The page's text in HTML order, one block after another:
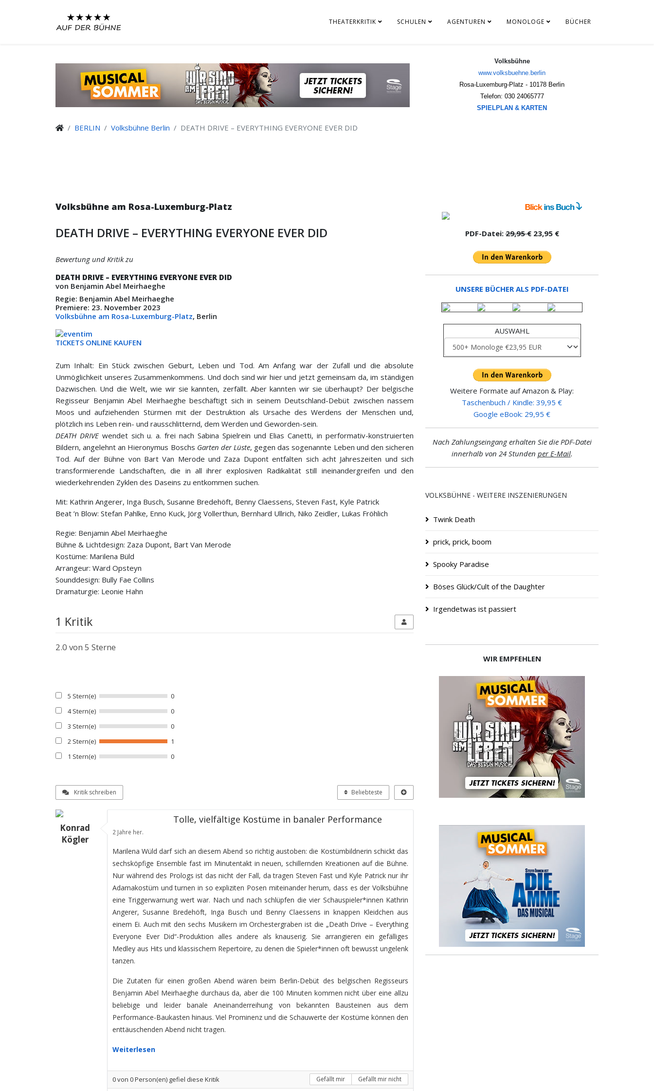
THEATERKRITIK SCHULEN AGENTUREN MONOLOGE BÜCHER
Volksbühne
www.volksbuehne.berlin
Rosa-Luxemburg-Platz - 10178 Berlin
Telefon: 030 24065777
SPIELPLAN & KARTEN
BERLIN Volksbühne Berlin DEATH DRIVE – EVERYTHING EVERYONE EVER DID
Volksbühne am Rosa-Luxemburg-Platz
DEATH DRIVE – EVERYTHING EVERYONE EVER DID
Bewertung und Kritik zu
DEATH DRIVE – EVERYTHING EVERYONE EVER DID
von Benjamin Abel Meirhaeghe
Regie: Benjamin Abel Meirhaeghe
Premiere: 23. November 2023
Volksbühne am Rosa-Luxemburg-Platz, Berlin
TICKETS ONLINE KAUFEN
Zum Inhalt: Ein Stück zwischen Geburt, Leben und Tod. Am Anfang war der Zufall und die absolute
Unmöglichkeit unseres Zusammenkommens. Und doch sind wir hier und jetzt gemeinsam da, im ständigen
Dazwischen. Und die Welt, wie wir sie kannten, zerfällt. Aber kannten wir sie überhaupt? Der belgische
Regisseur Benjamin Abel Meirhaeghe beschäftigt sich in seinem Deutschland-Debüt zwischen nassem
Moos und aufziehenden Stürmen mit der Destruktion als Ursache des Werdens der Menschen und,
plötzlich ins Leben rein- und rausschlitternd, dem Werden und Geworden-sein.
DEATH DRIVEwendet sich u. a. frei nach Sabina Spielrein und Elias Canetti, in performativ-konstruierten
Bildern, angelehnt an Hieronymus Boschs Garten der Lüste, gegen das sogenannte Leben und den sicheren
Tod. Auf der Bühne von Bart Van Merode und Zaza Dupont entfalten sich acht Jahreszeiten und sich
transformierende Landschaften, die in all ihrer explosiven Radikalität still ineinandergreifen und den
wiederkehrenden Zyklen des Daseins zu entkommen suchen.
Mit: Kathrin Angerer, Inga Busch, Susanne Bredehöft, Benny Claessens, Steven Fast, Kyle Patrick
Beat ’n Blow: Stefan Pahlke, Enno Kuck, Jörg Vollerthun, Bernhard Ullrich, Niko Zeidler, Lukas Fröhlich
Regie: Benjamin Abel Meirhaeghe
Bühne & Lichtdesign: Zaza Dupont, Bart Van Merode
Kostüme: Marilena Büld
Arrangeur: Ward Opsteyn
Sounddesign: Bully Fae Collins
Dramaturgie: Leonie Hahn
1 Kritik
2.0 von 5 Sterne
5 Stern(e)
0
4 Stern(e)
0
3 Stern(e)
0
2 Stern(e)
1
1 Stern(e)
0
Kritik schreiben Beliebteste
Konrad
Kögler
Tolle, vielfältige Kostüme in banaler Performance
2 Jahre her.
Marilena Wüld darf sich an diesem Abend so richtig austoben: die Kostümbildnerin schickt das
sechsköpfige Ensemble fast im Minutentakt in neuen, schillernden Kreationen auf die Bühne.
Nur während des Prologs ist das nicht der Fall, da tragen Steven Fast und Kyle Patrick nur ihr
Adamakostüm und turnen in so expliziten Posen miteinander herum, dass es der Volksbühne
eine Triggerwarnung wert war. Nach und nach schlüpfen die vier Schauspieler*innen Kathrin
Angerer, Susanne Bredehöft, Inga Busch und Benny Claessens in knappen Kleidchen aus
einem Ei. Auch mit den sechs Musikern im Orchestergraben ist die „Death Drive – Everything
Everyone Ever Did“-Produktion alles andere als knauserig. Sie arrangieren ein gefälliges
Medley aus Hits und klassischem Repertoire, zu denen die Spieler*innen oft bewusst ungelenk
tanzen.
Die Zutaten für einen großen Abend wären beim Berlin-Debüt des belgischen Regisseurs
Benjamin Abel Meirhaeghe durchaus da, aber die 100 Minuten kommen nicht über eine allzu
beliebige und leider banale Aneinanderreihung von bekannten Bausteinen aus dem
Performance-Baukasten hinaus. Viel Prominenz und die Schauwerte der Kostüme können den
enttäuschenden Abend nicht tragen.
Weiterlesen
0von 0Person(en) gefiel diese Kritik Gefällt mir Gefällt mir nicht
PDF-Datei:29,95 €23,95 €
UNSERE BÜCHER ALS PDF-DATEI
AUSWAHL
Weitere Formate auf Amazon & Play:
Taschenbuch / Kindle: 39,95 €
Google eBook: 29,95 €
Nach Zahlungseingang erhalten Sie die PDF-Datei
innerhalb von 24 Stunden per E-Mail.
VOLKSBÜHNE - WEITERE INSZENIERUNGEN
Twink Death
prick, prick, boom
Spooky Paradise
Böses Glück/Cult of the Daughter
Irgendetwas ist passiert
WIR EMPFEHLEN